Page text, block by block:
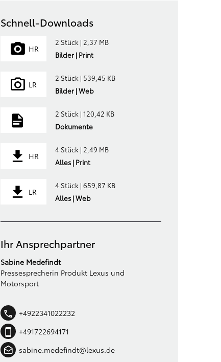
Schnell-Downloads
HR
2 Stück | 2,37 MB
Bilder | Print
LR
2 Stück | 539,45 KB
Bilder | Web
2 Stück | 120,42 KB
Dokumente
HR
4 Stück | 2,49 MB
Alles | Print
LR
4 Stück | 659,87 KB
Alles | Web
Ihr Ansprechpartner
Sabine Medefindt
Pressesprecherin Produkt Lexus und
Motorsport
+4922341022232
+491722694171
sabine.medefindt@lexus.de